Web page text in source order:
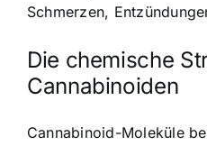
Schmerzen,
Die chemische
Cannabinoiden
Cannabinoid-Moleküle